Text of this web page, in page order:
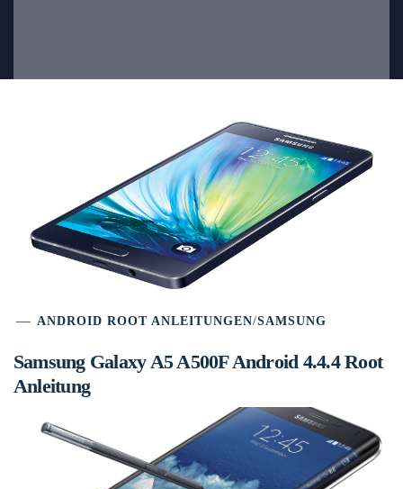
ANDROID ROOT ANLEITUNGEN/SAMSUNG
Samsung Galaxy A5 A500F Android 4.4.4 Root
Anleitung